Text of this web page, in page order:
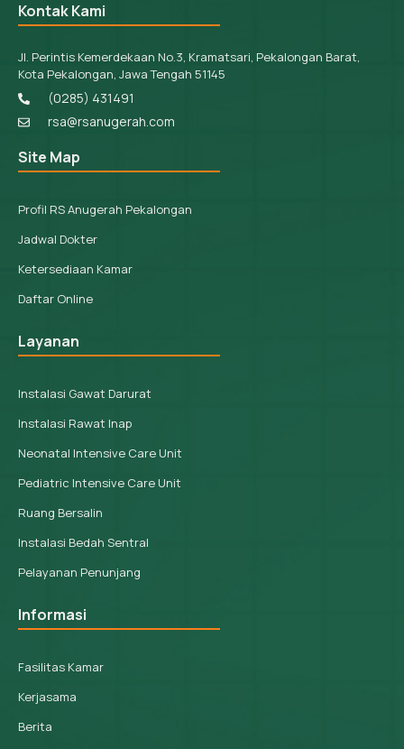
Kontak Kami
Jl. Perintis Kemerdekaan No.3, Kramatsari, Pekalongan Barat,
Kota Pekalongan, Jawa Tengah 51145
(0285) 431491
rsa@rsanugerah.com
Site Map
Profil RS Anugerah Pekalongan
Jadwal Dokter
Ketersediaan Kamar
Daftar Online
Layanan
Instalasi Gawat Darurat
Instalasi Rawat Inap
Neonatal Intensive Care Unit
Pediatric Intensive Care Unit
Ruang Bersalin
Instalasi Bedah Sentral
Pelayanan Penunjang
Informasi
Fasilitas Kamar
Kerjasama
Berita